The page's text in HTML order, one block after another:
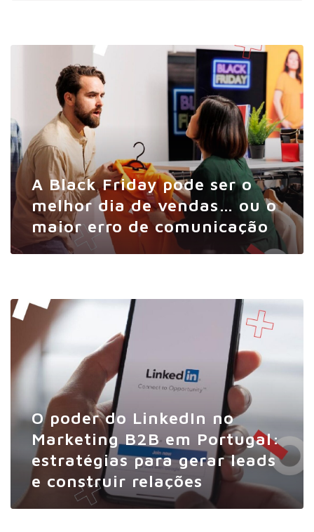
A Black Friday pode ser o
melhor dia de vendas… ou o
maior erro de comunicação
O poder do LinkedIn no
Marketing B2B em Portugal:
estratégias para gerar leads
e construir relações